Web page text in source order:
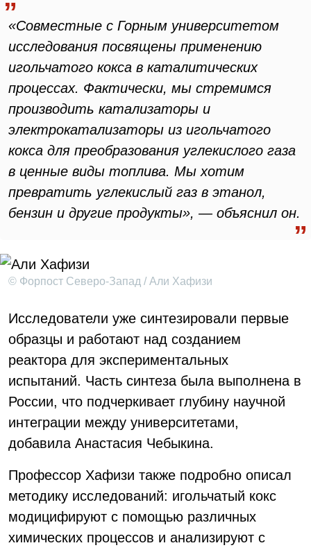
«Совместные с Горным университетом
исследования посвящены применению
игольчатого кокса в каталитических
процессах. Фактически, мы стремимся
производить катализаторы и
электрокатализаторы из игольчатого
кокса для преобразования углекислого газа
в ценные виды топлива. Мы хотим
превратить углекислый газ в этанол,
бензин и другие продукты», — объяснил он.
© Форпост Северо-Запад / Али Хафизи
Исследователи уже синтезировали первые
образцы и работают над созданием
реактора для экспериментальных
испытаний. Часть синтеза была выполнена в
России, что подчеркивает глубину научной
интеграции между университетами,
добавила Анастасия Чебыкина.
Профессор Хафизи также подробно описал
методику исследований: игольчатый кокс
модицифируют с помощью различных
химических процессов и анализируют с